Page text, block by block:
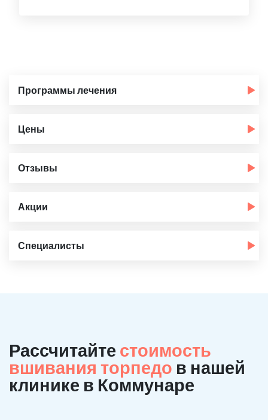
Программы лечения
Цены
Отзывы
Акции
Специалисты
Рассчитайте стоимость
вшивания торпедо в нашей
клинике в Коммунаре